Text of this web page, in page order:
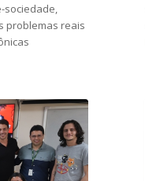
sociedade,
problemas reais